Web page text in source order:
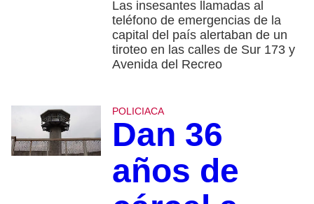
Las insesantes llamadas al
teléfono de emergencias de la
capital del país alertaban de un
tiroteo en las calles de Sur 173 y
Avenida del Recreo
POLICIACA
Dan 36
años de